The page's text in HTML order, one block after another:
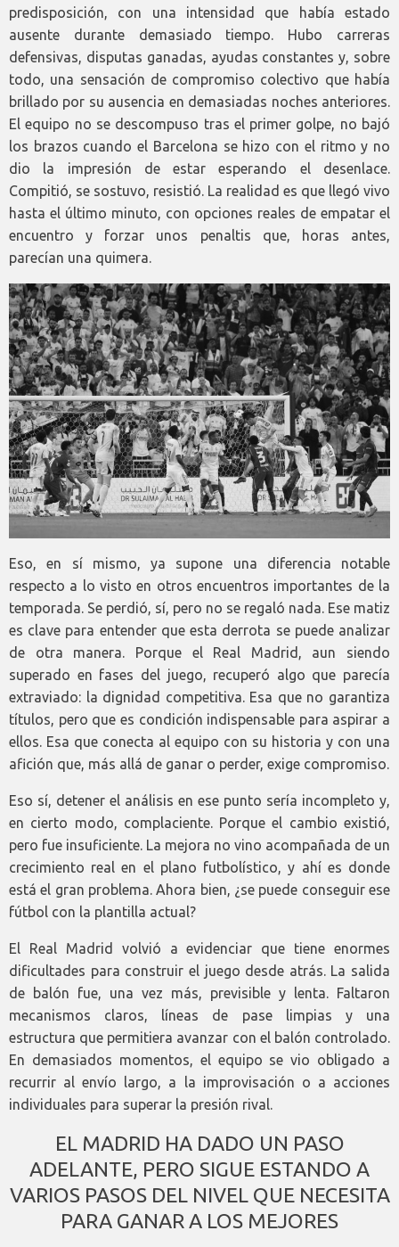
predisposición, con una intensidad que había estado
ausente durante demasiado tiempo. Hubo carreras
defensivas, disputas ganadas, ayudas constantes y, sobre
todo, una sensación de compromiso colectivo que había
brillado por su ausencia en demasiadas noches anteriores.
El equipo no se descompuso tras el primer golpe, no bajó
los brazos cuando el Barcelona se hizo con el ritmo y no
dio la impresión de estar esperando el desenlace.
Compitió, se sostuvo, resistió. La realidad es que llegó vivo
hasta el último minuto, con opciones reales de empatar el
encuentro y forzar unos penaltis que, horas antes,
parecían una quimera.
Eso, en sí mismo, ya supone una diferencia notable
respecto a lo visto en otros encuentros importantes de la
temporada. Se perdió, sí, pero no se regaló nada. Ese matiz
es clave para entender que esta derrota se puede analizar
de otra manera. Porque el Real Madrid, aun siendo
superado en fases del juego, recuperó algo que parecía
extraviado: la dignidad competitiva. Esa que no garantiza
títulos, pero que es condición indispensable para aspirar a
ellos. Esa que conecta al equipo con su historia y con una
afición que, más allá de ganar o perder, exige compromiso.
Eso sí, detener el análisis en ese punto sería incompleto y,
en cierto modo, complaciente. Porque el cambio existió,
pero fue insuficiente. La mejora no vino acompañada de un
crecimiento real en el plano futbolístico, y ahí es donde
está el gran problema. Ahora bien, ¿se puede conseguir ese
fútbol con la plantilla actual?
El Real Madrid volvió a evidenciar que tiene enormes
dificultades para construir el juego desde atrás. La salida
de balón fue, una vez más, previsible y lenta. Faltaron
mecanismos claros, líneas de pase limpias y una
estructura que permitiera avanzar con el balón controlado.
En demasiados momentos, el equipo se vio obligado a
recurrir al envío largo, a la improvisación o a acciones
individuales para superar la presión rival.
EL MADRID HA DADO UN PASO
ADELANTE, PERO SIGUE ESTANDO A
VARIOS PASOS DEL NIVEL QUE NECESITA
PARA GANAR A LOS MEJORES